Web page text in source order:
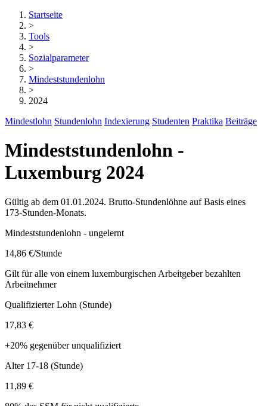
Startseite
>
Tools
>
Sozialparameter
>
Mindeststundenlohn
>
2024
Mindestlohn Stundenlohn Indexierung Studenten Praktika Beiträge
Mindeststundenlohn -
Luxemburg 2024
Gültig ab dem 01.01.2024. Brutto-Stundenlöhne auf Basis eines
173-Stunden-Monats.
Mindeststundenlohn - ungelernt
14,86 €/Stunde
Gilt für alle von einem luxemburgischen Arbeitgeber bezahlten
Arbeitnehmer
Qualifizierter Lohn (Stunde)
17,83 €
+20% gegenüber unqualifiziert
Alter 17-18 (Stunde)
11,89 €